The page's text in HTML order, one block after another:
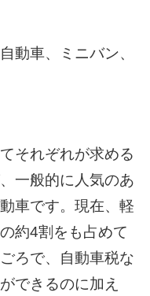
動車、ミニバン、
それぞれが求める
一般的に人気のあ
車です。現在、軽
約4割をも占めて
ろで、自動車税な
できるのに加え